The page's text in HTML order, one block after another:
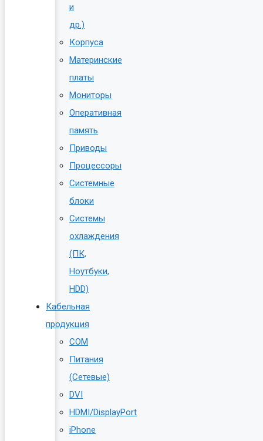
и
др.)
Корпуса
Материнские
платы
Мониторы
Оперативная
память
Приводы
Процессоры
Системные
блоки
Системы
охлаждения
(ПК,
Ноутбуки,
HDD)
Кабельная
продукция
COM
Питания
(Сетевые)
DVI
HDMI/DisplayPort
iPhone